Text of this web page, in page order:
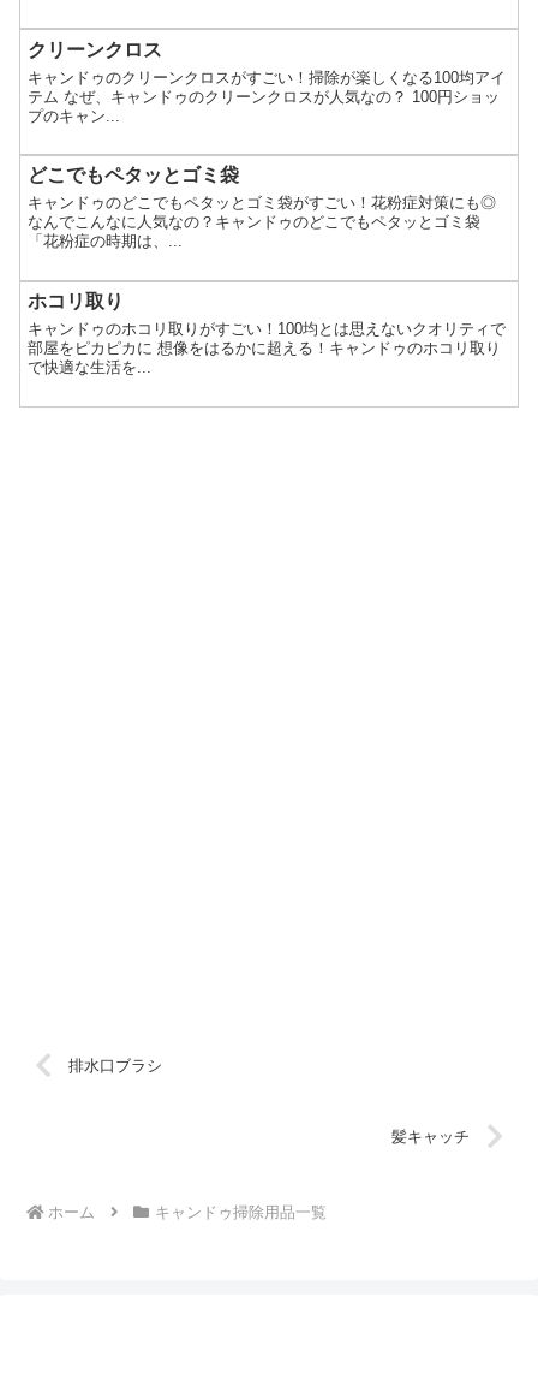
クリーンクロス
キャンドゥのクリーンクロスがすごい！掃除が楽しくなる100均アイ
テム なぜ、キャンドゥのクリーンクロスが人気なの？ 100円ショッ
プのキャン...
どこでもペタッとゴミ袋
キャンドゥのどこでもペタッとゴミ袋がすごい！花粉症対策にも◎
なんでこんなに人気なの？キャンドゥのどこでもペタッとゴミ袋
「花粉症の時期は、...
ホコリ取り
キャンドゥのホコリ取りがすごい！100均とは思えないクオリティで
部屋をピカピカに 想像をはるかに超える！キャンドゥのホコリ取り
で快適な生活を...
排水口ブラシ
髪キャッチ
ホーム キャンドゥ掃除用品一覧